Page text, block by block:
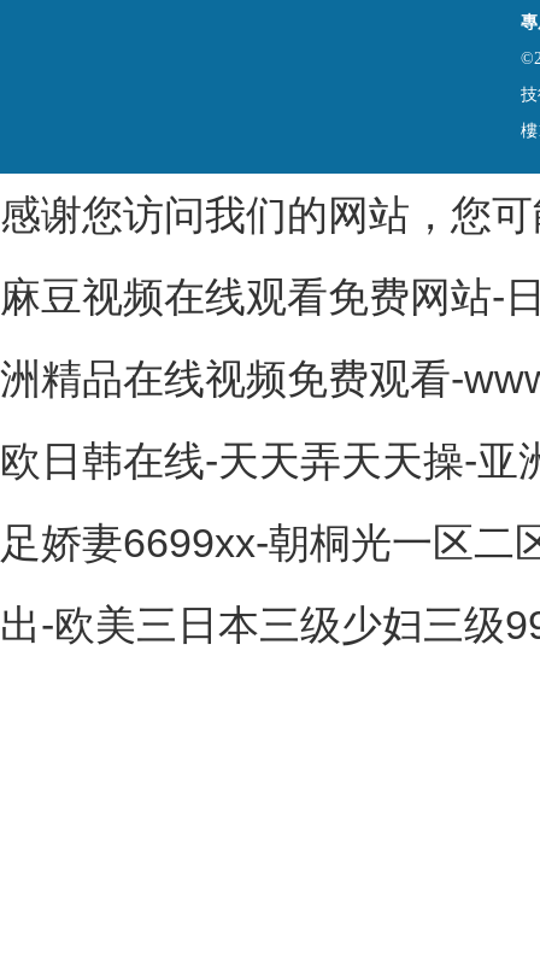
技
感谢您访问我们的网站，您
麻豆视频在线观看免费网站-
洲精品在线视频免费观看-
欧日韩在线-天天弄天天操-
足娇妻6699xx-朝桐光一区二
出-欧美三日本三级少妇三级